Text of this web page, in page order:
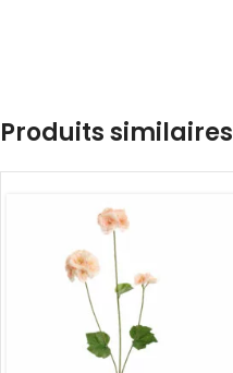
Produits similaires